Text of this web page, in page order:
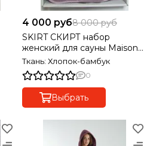
4 000 руб8 000 руб
SKIRT СКИРТ набор
женский для сауны Maison
Dor Турция
Ткань: Хлопок-бамбук
0
Выбрать